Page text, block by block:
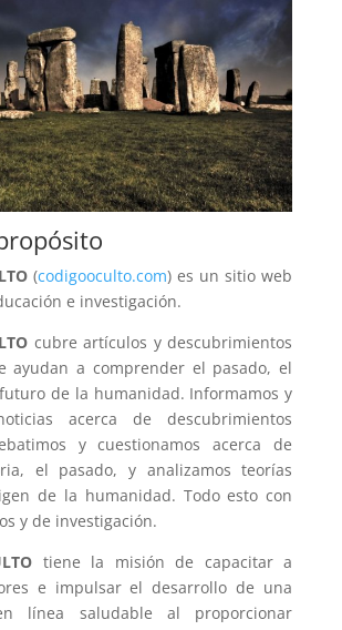
(codigooculto.com) es un sitio web
e investigación.
cubre artículos y descubrimientos
ayudan a comprender el pasado, el
de la humanidad. Informamos y
acerca de descubrimientos
y cuestionamos acerca de
el pasado, y analizamos teorías
de la humanidad. Todo esto con
y de investigación.
tiene la misión de capacitar a
e impulsar el desarrollo de una
línea saludable al proporcionar